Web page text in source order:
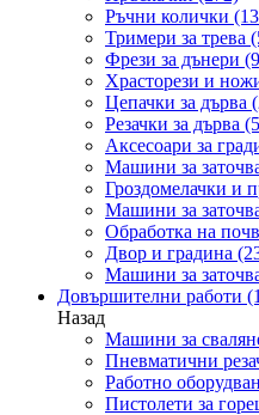
Ръчни колички
Тримери за трева
Фрези за дънери
Храсторези и
Цепачки за дърва
Резачки за дърва
Аксесоари за
Машини за
Гроздомелачки и
Машини за
Обработка на
Двор и градина
Машини за
Довършителни работи
Назад
Машини за
Пневматични
Работно
Пистолети за